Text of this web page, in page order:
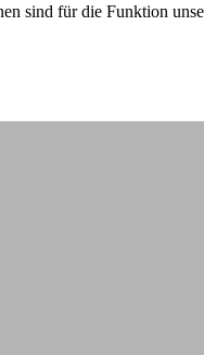
sind für die Funktion